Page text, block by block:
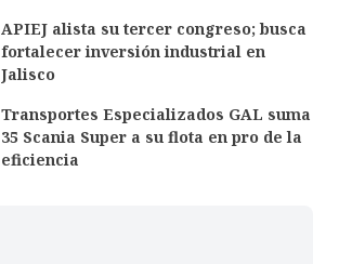
APIEJ alista su tercer congreso; busca
fortalecer inversión industrial en
Jalisco
Transportes Especializados GAL suma
35 Scania Super a su flota en pro de la
eficiencia